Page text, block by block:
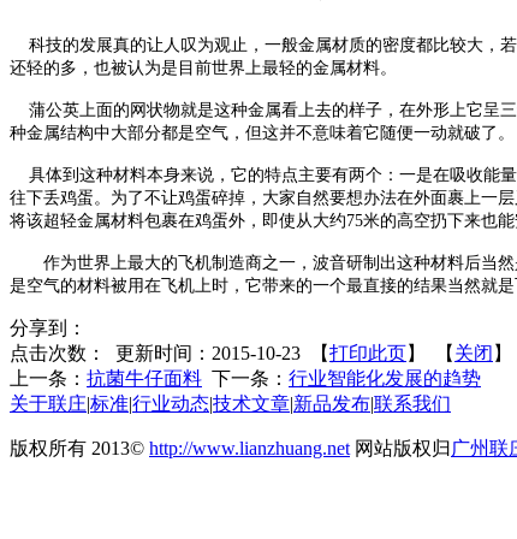
科技的发展真的让人叹为观止，一般金属材质的密度都比较大，
还轻的多，也被认为是目前世界上最轻的金属材料。
蒲公英上面的网状物就是这种金属看上去的样子，在外形上它呈
种金属结构中大部分都是空气，但这并不意味着它随便一动就破了。
具体到这种材料本身来说，它的特点主要有两个：一是在吸收能
往下丢鸡蛋。为了不让鸡蛋碎掉，大家自然要想办法在外面裹上一
将该超轻金属材料包裹在鸡蛋外，即使从大约75米的高空扔下来
作为世界上最大的飞机制造商之一，波音研制出这种材料后当然
是空气的材料被用在飞机上时，它带来的一个最直接的结果当然就
分享到：
点击次数：
更新时间：2015-10-23 【打印此页 】 【 关闭 】
上一条： 抗菌牛仔面料 下一条： 行业智能化发展的趋势
关于联庄标准行业动态技术文章 新品发布联系我们
版权所有 2013© http://www.lianzhuang.net网站版权归 广州联